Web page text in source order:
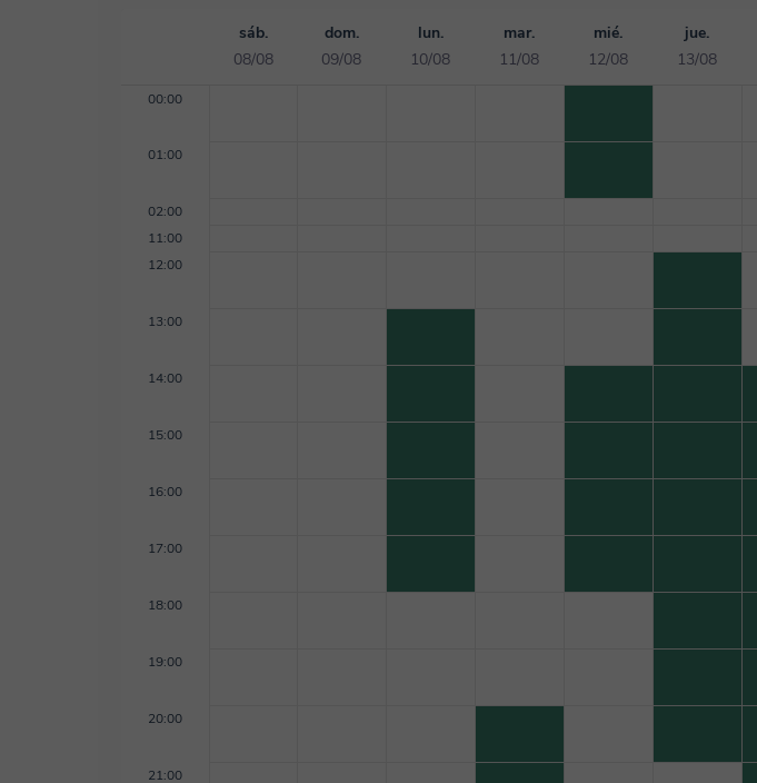
sáb.
08/08
dom.
09/08
lun.
10/08
mar.
11/08
mié.
12/08
jue.
13/08
00:00
01:00
02:00
11:00
12:00
13:00
14:00
15:00
16:00
17:00
18:00
19:00
20:00
21:00